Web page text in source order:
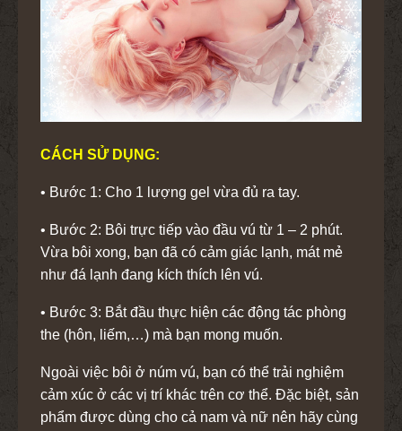
CÁCH SỬ DỤNG:
• Bước 1: Cho 1 lượng gel vừa đủ ra tay.
• Bước 2: Bôi trực tiếp vào đầu vú từ 1 – 2 phút.
Vừa bôi xong, bạn đã có cảm giác lạnh, mát mẻ
như đá lạnh đang kích thích lên vú.
• Bước 3: Bắt đầu thực hiện các động tác phòng
the (hôn, liếm,…) mà bạn mong muốn.
Ngoài việc bôi ở núm vú, bạn có thể trải nghiệm
cảm xúc ở các vị trí khác trên cơ thể. Đặc biệt, sản
phẩm được dùng cho cả nam và nữ nên hãy cùng